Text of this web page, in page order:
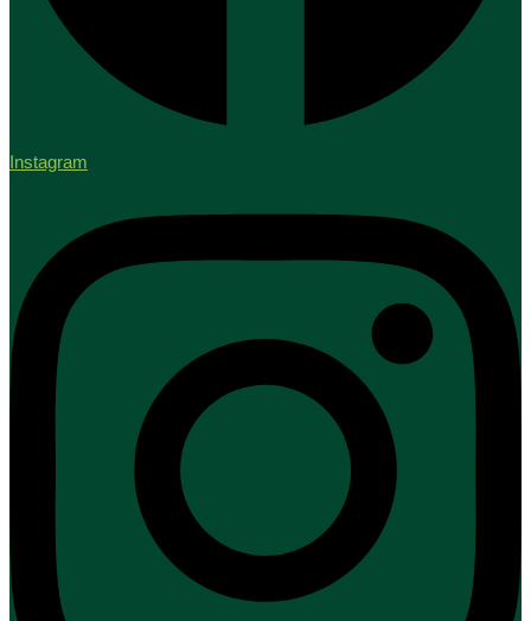
Instagram